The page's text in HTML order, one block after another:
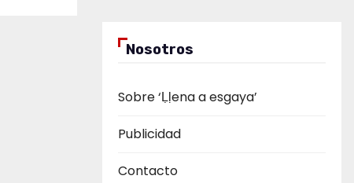
Nosotros
Sobre ‘Ḷḷena a esgaya’
Publicidad
Contacto